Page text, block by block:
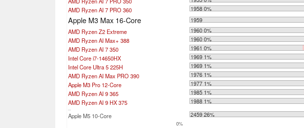
AMD Ryzen AI 7 PRO 360
1958 0%
Apple M3 Max 16-Core
1959
AMD Ryzen Z2 Extreme
1960 0%
AMD Ryzen AI Max+ 388
1960 0%
AMD Ryzen AI 7 350
1961 0%
Intel Core i7-14650HX
1969 1%
Intel Core Ultra 5 225H
1969 1%
AMD Ryzen AI Max PRO 390
1976 1%
Apple M3 Pro 12-Core
1977 1%
AMD Ryzen AI 9 365
1985 1%
AMD Ryzen AI 9 HX 375
1988 1%
...
Apple M5 10-Core 2459 26%
0%